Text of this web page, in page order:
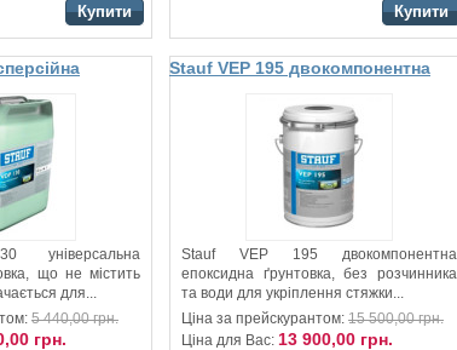
Купити Купити
що не містить
для...
5 440,00 грн.
грн.
Stauf VEP 195 двокомпонентна
Stauf VEP 195 двокомпонентна
епоксидна ґрунтовка, без розчинника
та води для укріплення стяжки...
Ціна за прейскурантом: 15 500,00 грн.
Ціна для Вас: 13 900,00 грн.